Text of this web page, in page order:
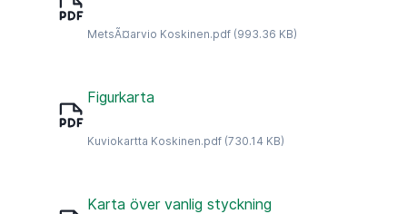
MetsÃ¤arvio Koskinen.pdf (993.36 KB)
Figurkarta
Kuviokartta Koskinen.pdf (730.14 KB)
Karta över vanlig styckning